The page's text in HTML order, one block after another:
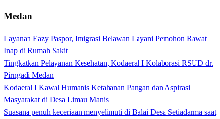
Medan
Layanan Eazy Paspor, Imigrasi Belawan Layani Pemohon Rawat
Inap di Rumah Sakit
Tingkatkan Pelayanan Kesehatan, Kodaeral I Kolaborasi RSUD dr.
Pirngadi Medan‎
Kodaeral I Kawal Humanis Ketahanan Pangan dan Aspirasi
Masyarakat di Desa Limau Manis
Suasana penuh keceriaan menyelimuti di Balai Desa Setiadarma saat